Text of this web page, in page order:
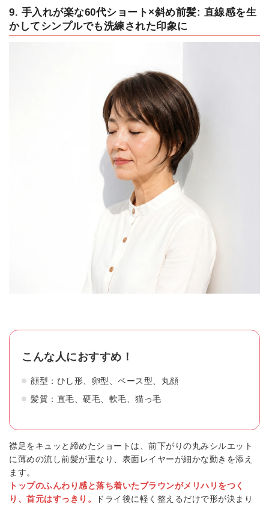
9. 手入れが楽な60代ショート×斜め前髪: 直線感を生
かしてシンプルでも洗練された印象に
こんな人におすすめ！
顔型：ひし形、卵型、ベース型、丸顔
髪質：直毛、硬毛、軟毛、猫っ毛
襟足をキュッと締めたショートは、前下がりの丸みシルエット
に薄めの流し前髪が重なり、表面レイヤーが細かな動きを添え
ます。
トップのふんわり感と落ち着いたブラウンがメリハリをつく
り、首元はすっきり。
ドライ後に軽く整えるだけで形が決まり